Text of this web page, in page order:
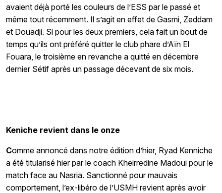
avaient déjà porté les couleurs de l’ESS par le passé et
même tout récemment. Il s’agit en effet de Gasmi, Zeddam
et Douadji. Si pour les deux premiers, cela fait un bout de
temps qu’ils ont préféré quitter le club phare d’Aïn El
Fouara, le troisième en revanche a quitté en décembre
dernier Sétif après un passage décevant de six mois.
Keniche revient dans le onze
Comme annoncé dans notre édition d’hier, Ryad Kenniche
a été titularisé hier par le coach Kheirredine Madoui pour le
match face au Nasria. Sanctionné pour mauvais
comportement, l’ex-libéro de l’USMH revient après avoir